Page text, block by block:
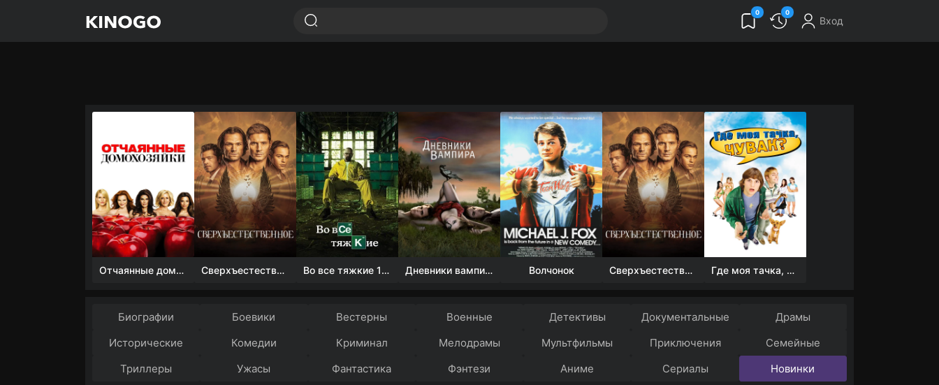
0 0
Вход
Отчаянные домохозяйки (1 сезон) Сверхъестественное Во все тяжкие 1-5 сезон Дневники вампира (4 сезон) Волчонок Сверхъестественное Где моя тачка, чувак?
Биографии Боевики Вестерны Военные Детективы Документальные
Драмы
Исторические
Комедии Криминал Мелодрамы Мультфильмы Приключения
Семейные
Триллеры
Ужасы Фантастика Фэнтези Аниме Сериалы Новинки